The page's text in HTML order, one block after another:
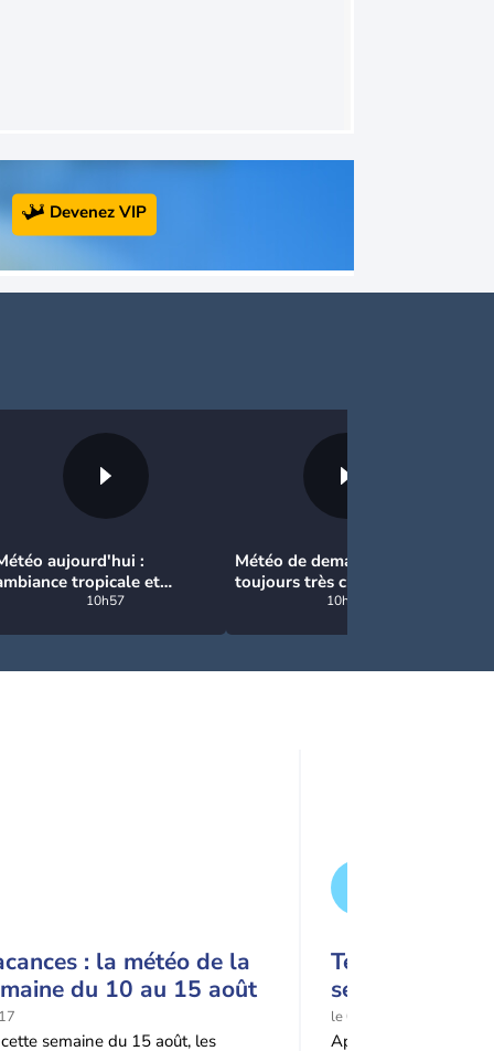
Devenez VIP
aujourd'hui :
tropicale et
ce dimanche
10h57
Météo de demain : un lundi
toujours très chaud avec
moins d'orages
10h57
: la météo de la
du 10 au 15 août
semaine du 15 août, les
Tendance
semaines :
prédominante
septembre
le 07/08
Après un mois de